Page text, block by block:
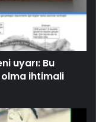
uyarı: Bu
ihtimali